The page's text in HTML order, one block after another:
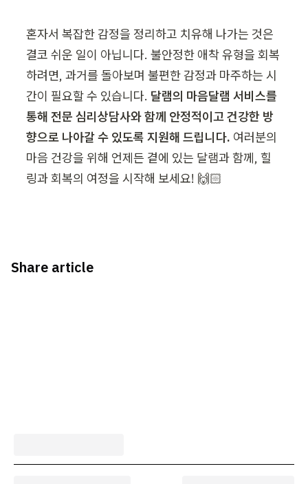
혼자서 복잡한 감정을 정리하고 치유해 나가는 것은
결코 쉬운 일이 아닙니다. 불안정한 애착 유형을 회복
하려면, 과거를 돌아보며 불편한 감정과 마주하는 시
간이 필요할 수 있습니다. 달램의 마음달램 서비스를
통해 전문 심리상담사와 함께 안정적이고 건강한 방
향으로 나아갈 수 있도록 지원해 드립니다. 여러분의
마음 건강을 위해 언제든 곁에 있는 달램과 함께, 힐
링과 회복의 여정을 시작해 보세요! 🙌🏻
Share article